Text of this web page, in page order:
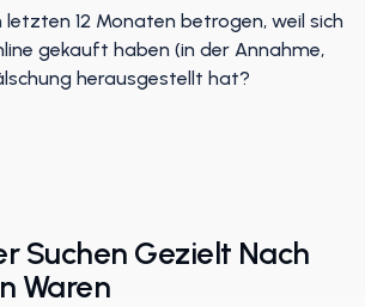
letzten 12 Monaten betrogen, weil sich
gekauft haben (in der Annahme,
herausgestellt hat?
Suchen Gezielt Nach
Waren